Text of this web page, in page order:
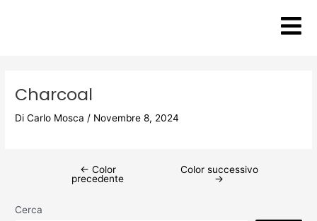
Charcoal
DiCarlo Mosca / Novembre 8, 2024
← Color
precedente
Color successivo
→
Cerca